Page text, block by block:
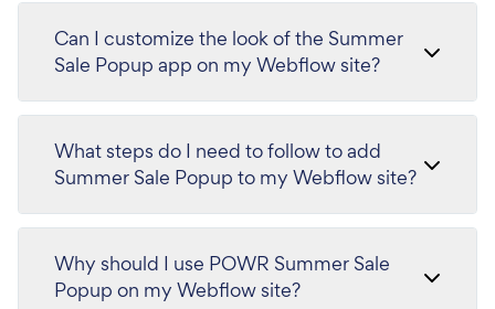
Can I customize the look of the Summer
Sale Popup app on my Webflow site?
What steps do I need to follow to add
Summer Sale Popup to my Webflow site?
Why should I use POWR Summer Sale
Popup on my Webflow site?